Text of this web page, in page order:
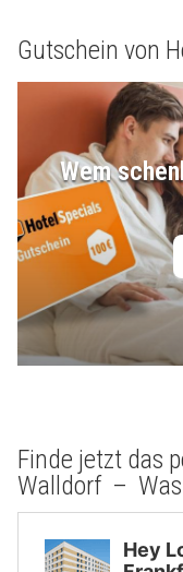
Gutschein von
Wem
Finde jetzt das
Walldorf – Was
Hey